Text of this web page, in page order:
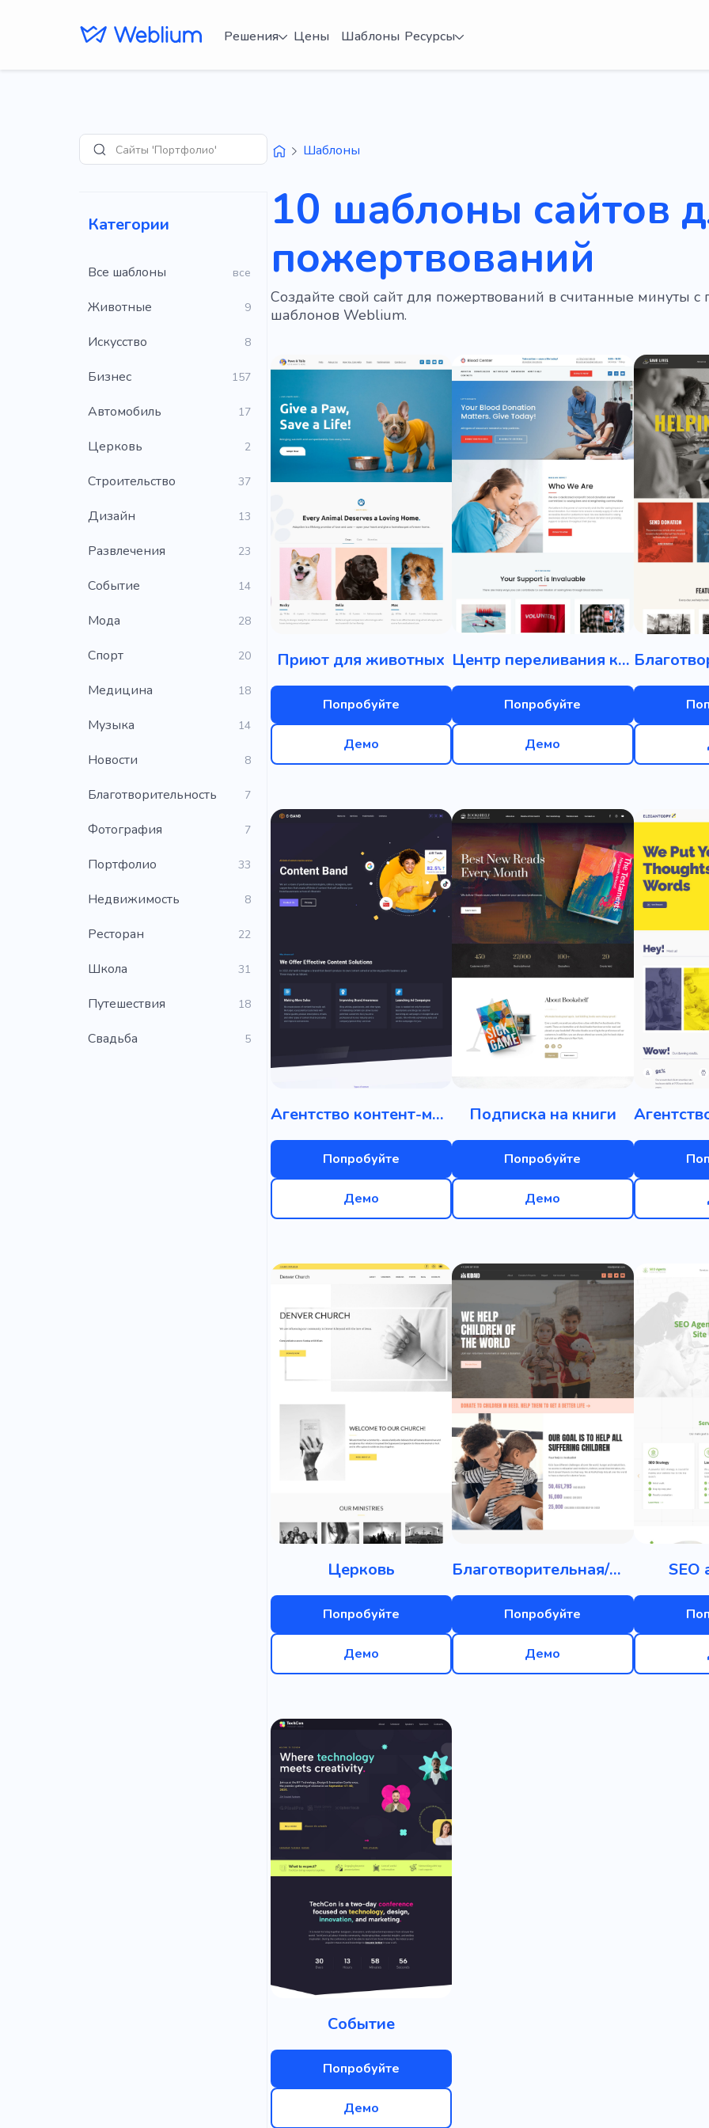
Решения Цены Шаблоны Ресурсы
ПоискСайты 'Портфолио'
Категории
Все шаблоны все
Животные 9
Искусство 8
Бизнес 157
Автомобиль 17
Церковь 2
Строительство 37
Дизайн 13
Развлечения 23
Событие 14
Мода 28
Cпорт 20
Медицина 18
Музыка 14
Новости 8
Благотворительность 7
Фотография 7
Портфолио 33
Недвижимость 8
Ресторан 22
Школа 31
Путешествия 18
Свадьба 5
Шаблоны
10 шаблоны сайтов
пожертвований
Создайте свой сайт для пожертвований в считанные минуты
шаблонов Weblium.
Приют для животных
Попробуйте
Демо
Центр переливания крови
Попробуйте
Демо
Агентство контент-маркетинга
Попробуйте
Демо
Подписка на книги
Попробуйте
Демо
Церковь
Попробуйте
Демо
Благотворительная/Некоммерческая организация
Попробуйте
Демо
SEO
Событие
Попробуйте
Демо